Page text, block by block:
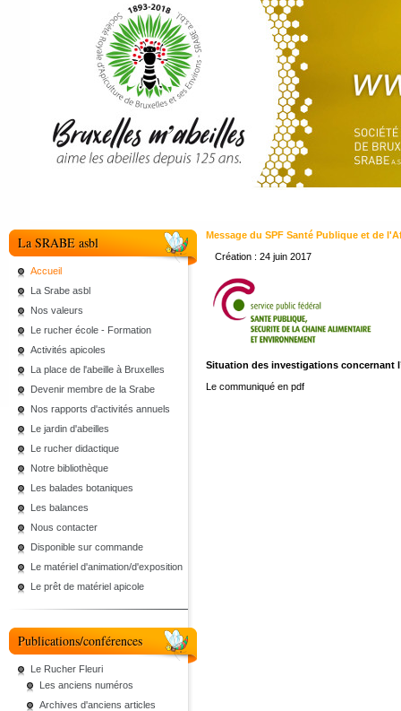
La SRABE asbl
Accueil
La Srabe asbl
Nos valeurs
Le rucher école - Formation
Activités apicoles
La place de l'abeille à Bruxelles
Devenir membre de la Srabe
Nos rapports d'activités annuels
Le jardin d'abeilles
Le rucher didactique
Notre bibliothèque
Les balades botaniques
Les balances
Nous contacter
Disponible sur commande
Le matériel d'animation/d'exposition
Le prêt de matériel apicole
Publications/conférences
Le Rucher Fleuri
Les anciens numéros
Archives d'anciens articles
Message du SPF Santé Publique et de
Création : 24 juin 2017
Situation des investigations concernant
Le communiqué en pdf